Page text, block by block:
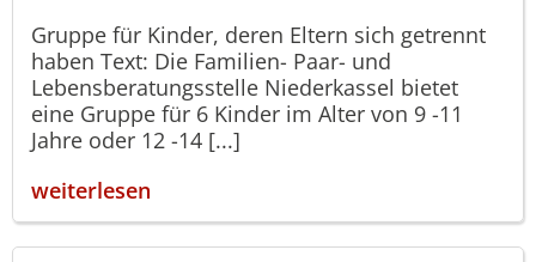
Gruppe für Kinder, deren Eltern sich getrennt
haben Text: Die Familien- Paar- und
Lebensberatungsstelle Niederkassel bietet
eine Gruppe für 6 Kinder im Alter von 9 -11
Jahre oder 12 -14 [...]
weiterlesen